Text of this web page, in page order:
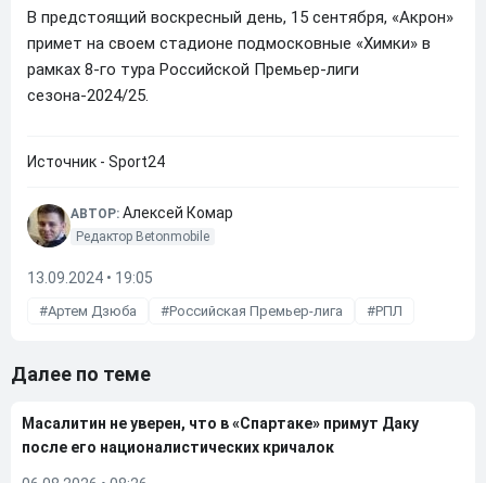
В предстоящий воскресный день, 15 сентября, «Акрон»
примет на своем стадионе подмосковные «Химки» в
рамках 8-го тура Российской Премьер-лиги
сезона-2024/25.
Источник - Sport24
АВТОР: Алексей Комар
Редактор Betonmobile
13.09.2024 • 19:05
Артем Дзюба Российская Премьер-лига РПЛ
Далее по теме
Масалитин не уверен, что в «Спартаке» примут Даку
после его националистических кричалок